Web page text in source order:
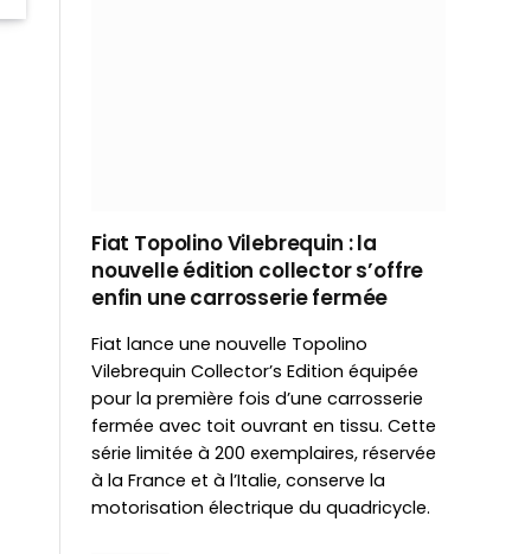
Fiat Topolino Vilebrequin : la
nouvelle édition collector s’offre
enfin une carrosserie fermée
Fiat lance une nouvelle Topolino
Vilebrequin Collector’s Edition équipée
pour la première fois d’une carrosserie
fermée avec toit ouvrant en tissu. Cette
série limitée à 200 exemplaires, réservée
à la France et à l’Italie, conserve la
motorisation électrique du quadricycle.